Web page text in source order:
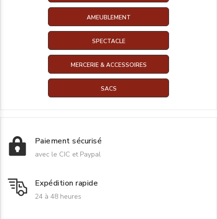
AMEUBLEMENT
SPECTACLE
MERCERIE & ACCESSOIRES
SACS
Paiement sécurisé
avec le CIC et Paypal
Expédition rapide
24 à 48 heures